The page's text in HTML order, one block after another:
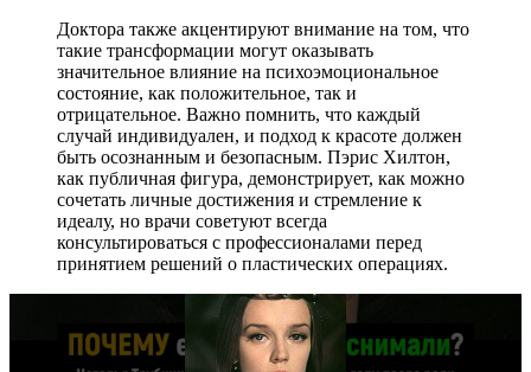
Доктора также акцентируют внимание на том, что
такие трансформации могут оказывать
значительное влияние на психоэмоциональное
состояние, как положительное, так и
отрицательное. Важно помнить, что каждый
случай индивидуален, и подход к красоте должен
быть осознанным и безопасным. Пэрис Хилтон,
как публичная фигура, демонстрирует, как можно
сочетать личные достижения и стремление к
идеалу, но врачи советуют всегда
консультироваться с профессионалами перед
принятием решений о пластических операциях.